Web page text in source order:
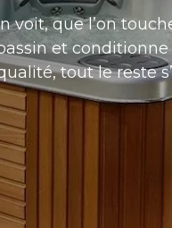
voit, que l’on
et
tout le reste